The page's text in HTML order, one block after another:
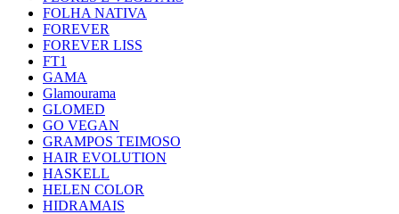
FOLHA NATIVA
FOREVER
FOREVER LISS
FT1
GAMA
Glamourama
GLOMED
GO VEGAN
GRAMPOS TEIMOSO
HAIR EVOLUTION
HASKELL
HELEN COLOR
HIDRAMAIS